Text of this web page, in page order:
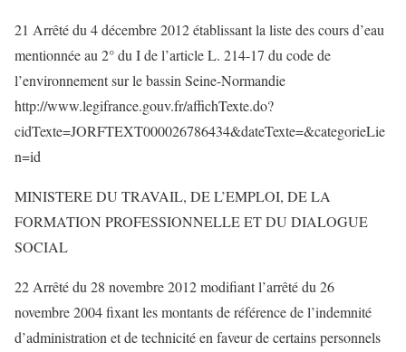
21 Arrêté du 4 décembre 2012 établissant la liste des cours d’eau
mentionnée au 2° du I de l’article L. 214-17 du code de
l’environnement sur le bassin Seine-Normandie
http://www.legifrance.gouv.fr/affichTexte.do?
cidTexte=JORFTEXT000026786434&dateTexte=&categorieLie
n=id
MINISTERE DU TRAVAIL, DE L’EMPLOI, DE LA
FORMATION PROFESSIONNELLE ET DU DIALOGUE
SOCIAL
22 Arrêté du 28 novembre 2012 modifiant l’arrêté du 26
novembre 2004 fixant les montants de référence de l’indemnité
d’administration et de technicité en faveur de certains personnels